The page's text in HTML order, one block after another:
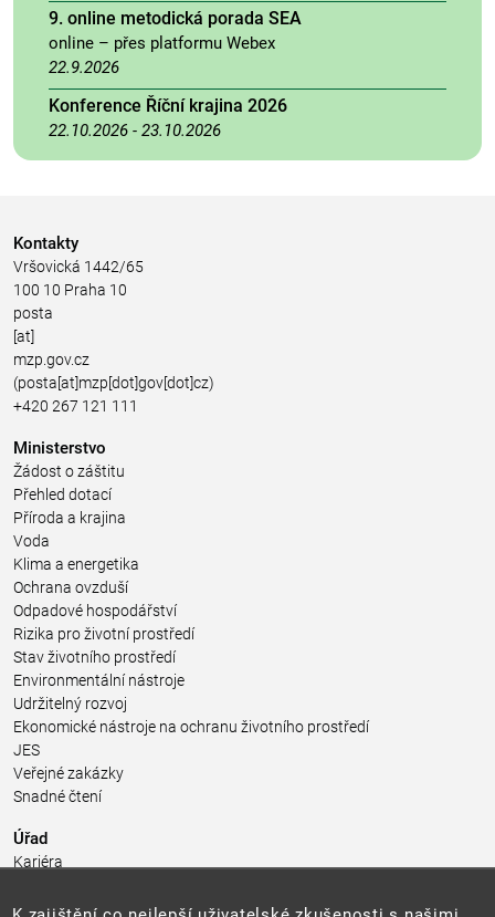
9. online metodická porada SEA
online – přes platformu Webex
22.9.2026
Konference Říční krajina 2026
22.10.2026 - 23.10.2026
Kontakty
Vršovická 1442/65
100 10 Praha 10
posta
[at]
mzp.gov.cz
(posta[at]mzp[dot]gov[dot]cz)
+420 267 121 111
Ministerstvo
Žádost o záštitu
Přehled dotací
Příroda a krajina
Voda
Klima a energetika
Ochrana ovzduší
Odpadové hospodářství
Rizika pro životní prostředí
Stav životního prostředí
Environmentální nástroje
Udržitelný rozvoj
Ekonomické nástroje na ochranu životního prostředí
JES
Veřejné zakázky
Snadné čtení
Úřad
Kariéra
Pro média a veřejnost